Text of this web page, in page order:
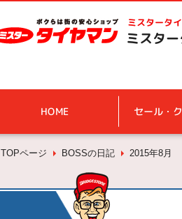
ミスタータ
ミスタ
HOME セール・
TOPページ BOSSの日記 2015年8月